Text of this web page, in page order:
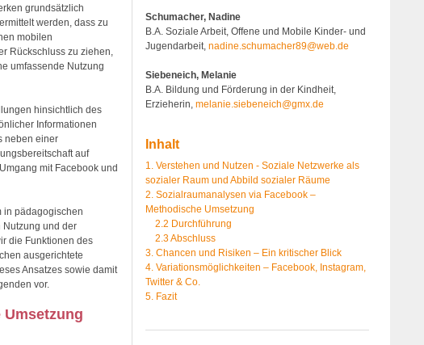
grundsätzlich
werden, dass zu
mobilen
Rückschluss zu ziehen,
umfassende Nutzung
hinsichtlich des
Informationen
neben einer
auf
mit Facebook und
in pädagogischen
Nutzung und der
die Funktionen des
ausgerichtete
Ansatzes sowie damit
vor.
Umsetzung
Schumacher, Nadine
B.A. Soziale Arbeit, Offene und Mobile Kinder- und
Jugendarbeit, nadine.schumacher89@web.de
Siebeneich, Melanie
B.A. Bildung und Förderung in der Kindheit,
Erzieherin, melanie.siebeneich@gmx.de
Inhalt
1. Verstehen und Nutzen - Soziale Netzwerke als
sozialer Raum und Abbild sozialer Räume
2. Sozialraumanalysen via Facebook –
Methodische Umsetzung
2.2 Durchführung
2.3 Abschluss
3. Chancen und Risiken – Ein kritischer Blick
4. Variationsmöglichkeiten – Facebook, Instagram,
Twitter & Co.
5. Fazit